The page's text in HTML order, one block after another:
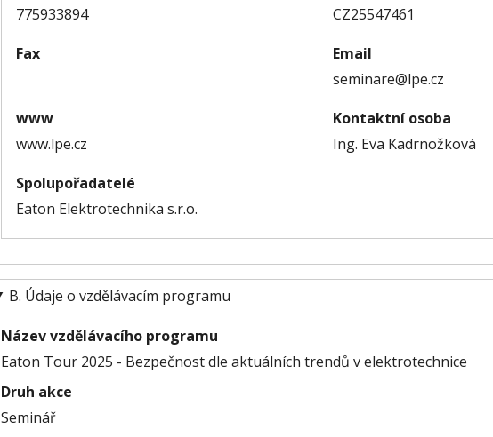
775933894
CZ25547461
Fax
Email
seminare@lpe.cz
www
www.lpe.cz
Kontaktní osoba
Ing. Eva Kadrnožková
Spolupořadatelé
Eaton Elektrotechnika s.r.o.
B. Údaje o vzdělávacím programu
Název vzdělávacího programu
Eaton Tour 2025 - Bezpečnost dle aktuálních trendů v elektrotechnice
Druh akce
Seminář